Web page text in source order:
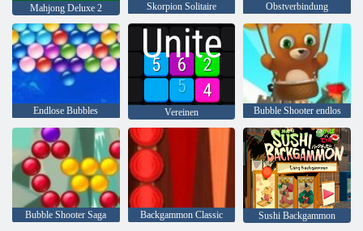
Mahjong Deluxe 2 Skorpion Solitaire Obstverbindung
Endlose Bubbles Vereinen Bubble Shooter endlos
Bubble Shooter Saga Backgammon Classic Sushi Backgammon